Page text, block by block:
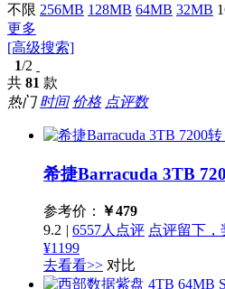
不限 256MB 128MB 64MB 32MB
更多
[高级搜索]
1/2
共 81 款
热门 时间 价格 点评数
希捷Barracuda 3TB
参考价： ￥479
9.2 | 6557人点评 点评留下，
¥1199
去看看>> 对比